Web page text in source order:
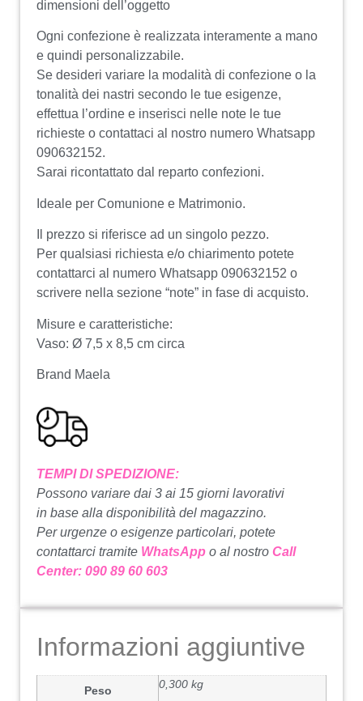
dimensioni dell’oggetto
Ogni confezione è realizzata interamente a mano
e quindi personalizzabile.
Se desideri variare la modalità di confezione o la
tonalità dei nastri secondo le tue esigenze,
effettua l’ordine e inserisci nelle note le tue
richieste o contattaci al nostro numero Whatsapp
090632152.
Sarai ricontattato dal reparto confezioni.
Ideale per Comunione e Matrimonio.
Il prezzo si riferisce ad un singolo pezzo.
Per qualsiasi richiesta e/o chiarimento potete
contattarci al numero Whatsapp 090632152 o
scrivere nella sezione “note” in fase di acquisto.
Misure e caratteristiche:
Vaso: Ø 7,5 x 8,5 cm circa
Brand Maela
TEMPI DI SPEDIZIONE:
Possono variare dai 3 ai 15 giorni lavorativi
in base alla disponibilità del magazzino.
Per urgenze o esigenze particolari, potete
contattarci tramite WhatsApp o al nostro Call
Center: 090 89 60 603
Informazioni aggiuntive
Peso 0,300 kg